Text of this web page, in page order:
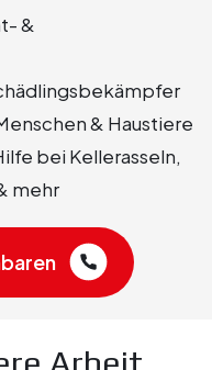
&
& Haustiere
bei Kellerasseln,
mehr